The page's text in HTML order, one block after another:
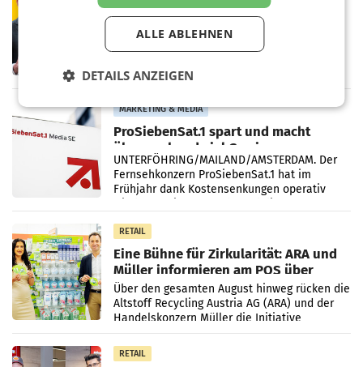
Österreichische Post: Umsatzplus im
ersten Halbjahr trotz schwachem
Briefgeschäft
WIEN Die Österreichische Post AG hat im
von 1.544,0 Mio. EUR erwirtschaftet, was
MARKETING & MEDIA
ProSiebenSat.1 spart und macht
überraschend viel Gewinn
UNTERFÖHRING/MAILAND/AMSTERDAM. Der
Fernsehkonzern ProSiebenSat.1 hat im
Frühjahr dank Kostensenkungen operativ
RETAIL
Eine Bühne für Zirkularität: ARA und
Müller informieren am POS über
Kreislauffähigkeit
Über den gesamten August hinweg rücken die
Altstoff Recycling Austria AG (ARA) und der
Handelskonzern Müller die Initiative
„Kreislauf-Helden“ in allen österreichischen
Müller-Filialen
RETAIL
ALLE ABLEHNEN
DETAILS ANZEIGEN